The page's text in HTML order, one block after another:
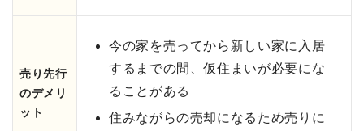
売り先行
のデメリ
ット
今の家を売ってから新しい家に入居
するまでの間、仮住まいが必要にな
ることがある
住みながらの売却になるため売りに